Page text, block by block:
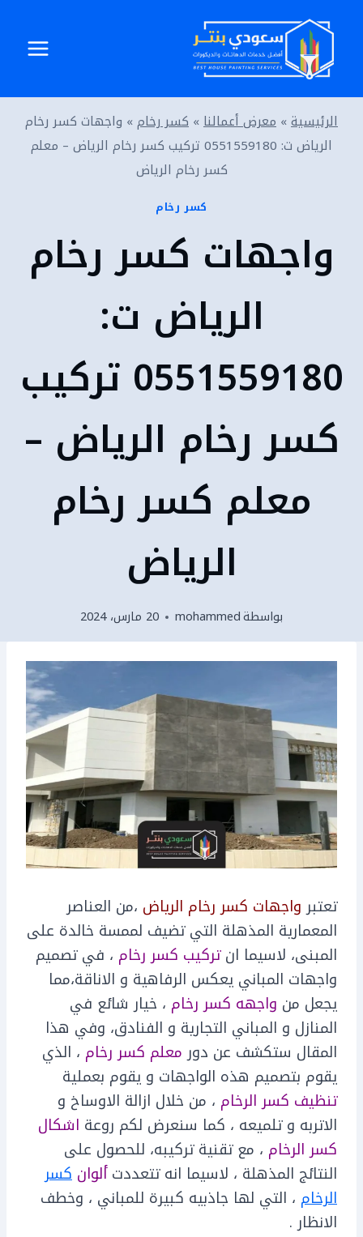
المحتوى
الرئيسية» معرض أعمالنا» كسر رخام» واجهات كسر رخام
الرياض ت: 0551559180 تركيب كسر رخام الرياض – معلم
كسر رخام الرياض
كسر رخام
واجهات كسر رخام
الرياض ت:
0551559180 تركيب
كسر رخام الرياض –
معلم كسر رخام
الرياض
بواسطةmohammed 20 مارس، 2024
تعتبر واجهات كسر رخام الرياض ،من العناصر
المعمارية المذهلة التي تضيف لممسة خالدة على
المبنى، لاسيما انتركيب كسر رخام ، في تصميم
واجهات المباني يعكس الرفاهية و الاناقة،مما
يجعل من واجهه كسر رخام ، خيار شائع في
المنازل و المباني التجارية و الفنادق، وفي هذا
المقال ستكشف عن دور معلم كسر رخام ، الذي
يقوم بتصميم هذه الواجهات و يقوم بعملية
تنظيف كسر الرخام ، من خلال ازالة الاوساخ و
الاتربه و تلميعه ، كما سنعرض لكم روعة اشكال
كسر الرخام ، مع تقنية تركيبه، للحصول على
النتائج المذهلة ، لاسيما انه تتعددتألوان كسر
الرخام ، التي لها جاذبيه كبيرة للمباني ، وخطف
الانظار .